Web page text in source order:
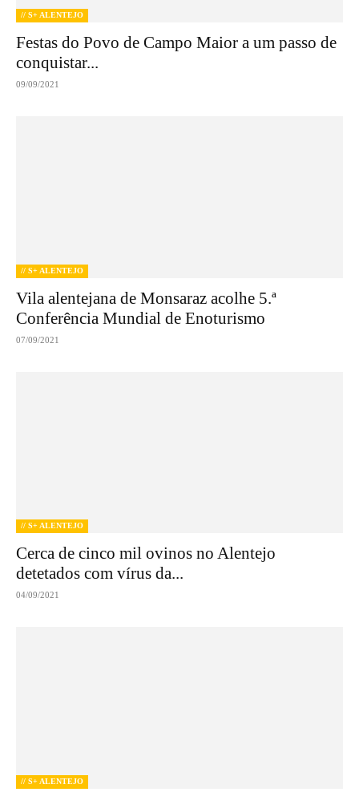
// S+ ALENTEJO
Festas do Povo de Campo Maior a um passo de
conquistar...
09/09/2021
// S+ ALENTEJO
Vila alentejana de Monsaraz acolhe 5.ª
Conferência Mundial de Enoturismo
07/09/2021
// S+ ALENTEJO
Cerca de cinco mil ovinos no Alentejo
detetados com vírus da...
04/09/2021
// S+ ALENTEJO